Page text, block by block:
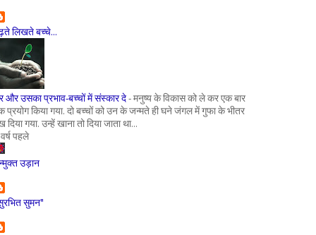
लिखते बच्चे...
और उसका प्रभाव-बच्चों में संस्कार दे-मनुष्य के विकास को ले कर एक बार
प्रयोग किया गया. दो बच्चों को उन के जन्मते ही घने जंगल में गुफा के भीतर
दिया गया. उन्हें खाना तो दिया जाता था...
पहले
उड़ान
सुमन"